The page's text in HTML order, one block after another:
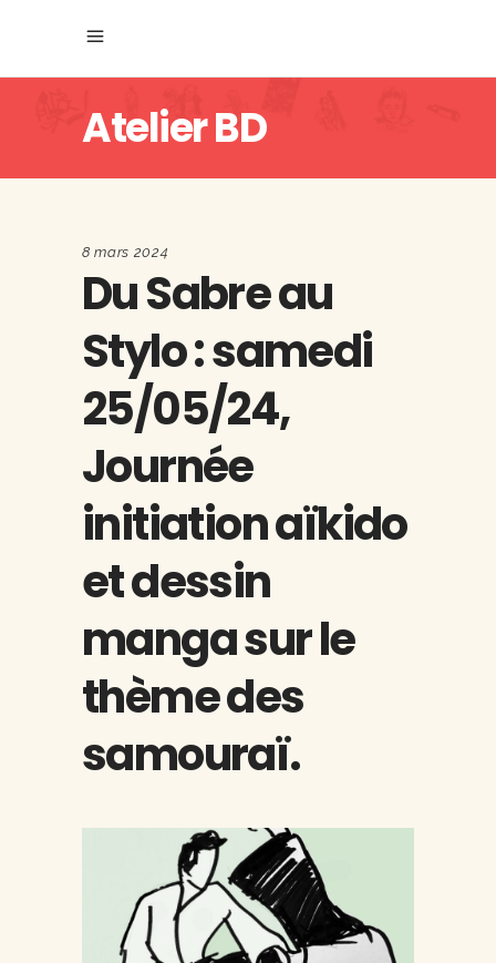
Atelier BD
8 mars 2024
Du Sabre au
Stylo : samedi
25/05/24,
Journée
initiation aïkido
et dessin
manga sur le
thème des
samouraï.